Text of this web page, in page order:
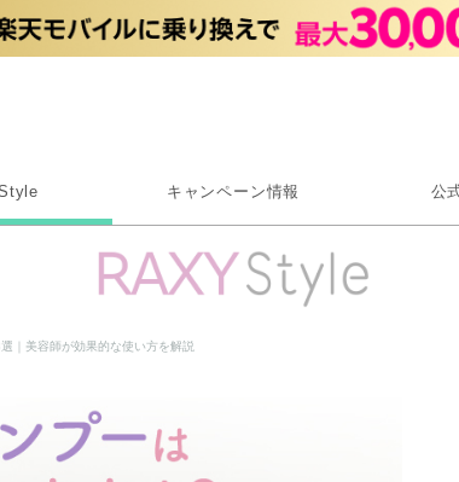
キャンペーン情報 公
Rakuten
｜美容師が効果的な使い方を解説